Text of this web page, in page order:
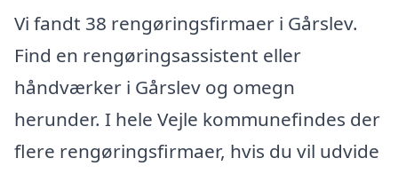
Vi fandt 38 rengøringsfirmaer i Gårslev.
Find en rengøringsassistent eller
håndværker i Gårslev og omegn
herunder. I hele Vejle kommunefindes der
flere rengøringsfirmaer, hvis du vil udvide